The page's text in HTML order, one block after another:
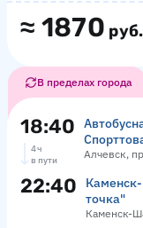
≈ 1870 руб.
В пределах города
18:40
Алчевск,
4 ч
в пути
22:40
точка"
Каменск-